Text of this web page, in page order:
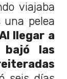
viajaba
pelea
llegar a
las